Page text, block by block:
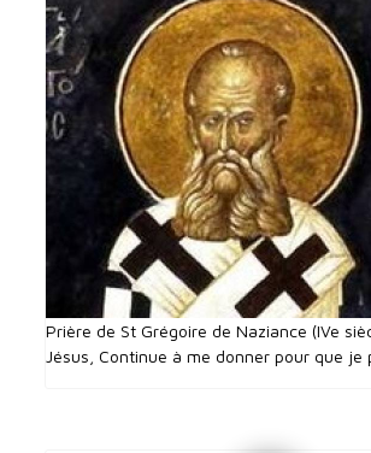
Prière de St Grégoire de Naziance (IVe
Jésus, Continue à me donner pour que je